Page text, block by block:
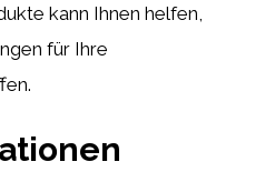
kann Ihnen helfen,
für Ihre